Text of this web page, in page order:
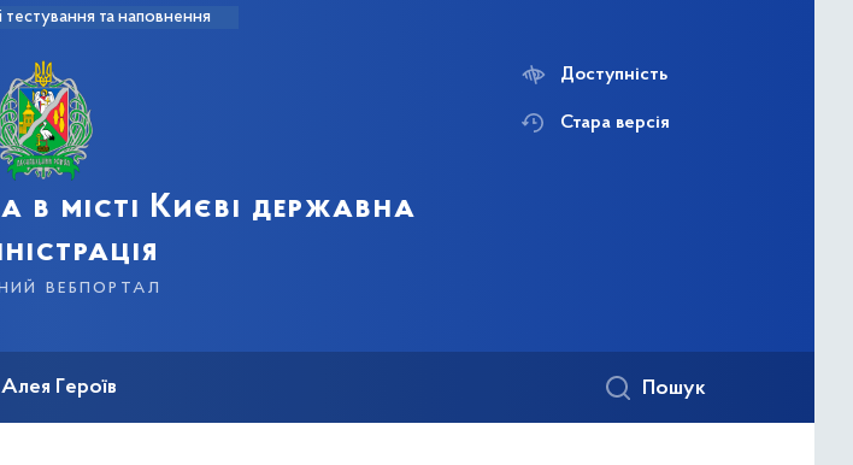
та наповнення
в місті Києві державна
вебпортал
Доступність
Стара версія
Алея Героїв Пошук